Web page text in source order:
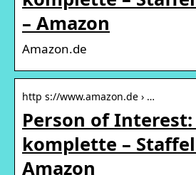
– Amazon
Amazon.de
http s://www.amazon.de › …
Person of Interest:
komplette – Staffel
Amazon